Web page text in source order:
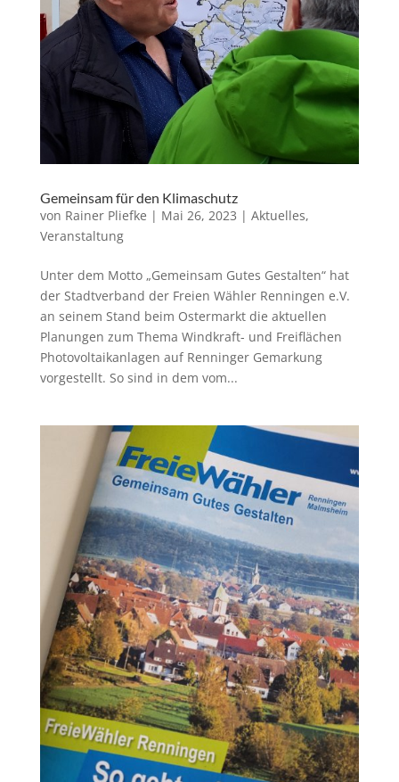
Gemeinsam für den Klimaschutz
von Rainer Pliefke | Mai 26, 2023 | Aktuelles,
Veranstaltung
Unter dem Motto „Gemeinsam Gutes Gestalten“ hat
der Stadtverband der Freien Wähler Renningen e.V.
an seinem Stand beim Ostermarkt die aktuellen
Planungen zum Thema Windkraft- und Freiflächen
Photovoltaikanlagen auf Renninger Gemarkung
vorgestellt. So sind in dem vom...